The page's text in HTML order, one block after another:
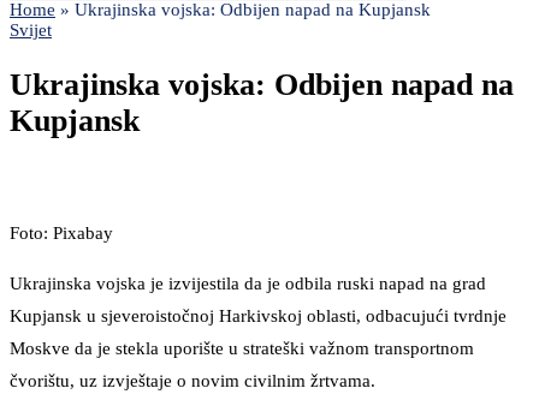
Home » Ukrajinska vojska: Odbijen napad na Kupjansk
Svijet
Ukrajinska vojska: Odbijen napad na
Kupjansk
Foto: Pixabay
Ukrajinska vojska je izvijestila da je odbila ruski napad na grad
Kupjansk u sjeveroistočnoj Harkivskoj oblasti, odbacujući tvrdnje
Moskve da je stekla uporište u strateški važnom transportnom
čvorištu, uz izvještaje o novim civilnim žrtvama.